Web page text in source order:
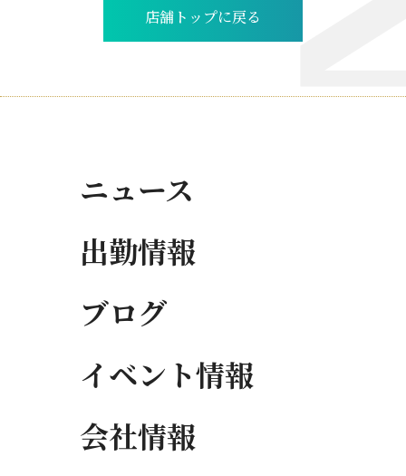
店舗トップに戻る
ニュース
出勤情報
ブログ
イベント情報
会社情報